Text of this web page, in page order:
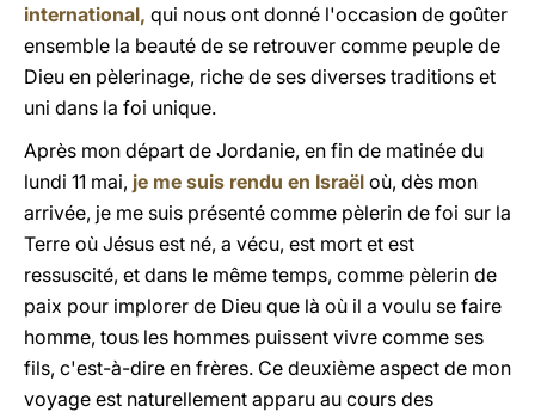
international, qui nous ont donné l'occasion de goûter
ensemble la beauté de se retrouver comme peuple de
Dieu en pèlerinage, riche de ses diverses traditions et
uni dans la foi unique.
Après mon départ de Jordanie, en fin de matinée du
lundi 11 mai, je me suis rendu en Israël où, dès mon
arrivée, je me suis présenté comme pèlerin de foi sur la
Terre où Jésus est né, a vécu, est mort et est
ressuscité, et dans le même temps, comme pèlerin de
paix pour implorer de Dieu que là où il a voulu se faire
homme, tous les hommes puissent vivre comme ses
fils, c'est-à-dire en frères. Ce deuxième aspect de mon
voyage est naturellement apparu au cours des